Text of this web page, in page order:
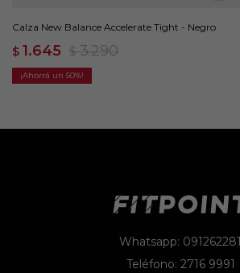
Calza New Balance Accelerate Tight - Negro
$ 1.645 $ 3.290
50
Whatsapp: 091262281
Teléfono: 2716 9991